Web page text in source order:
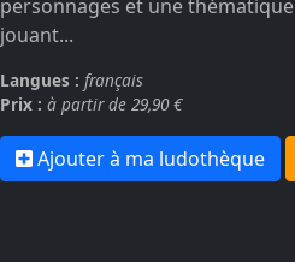
personnages et une
jouant...
Langues : français
Prix : à partir de 29,90 €
Ajouter à ma ludothèque